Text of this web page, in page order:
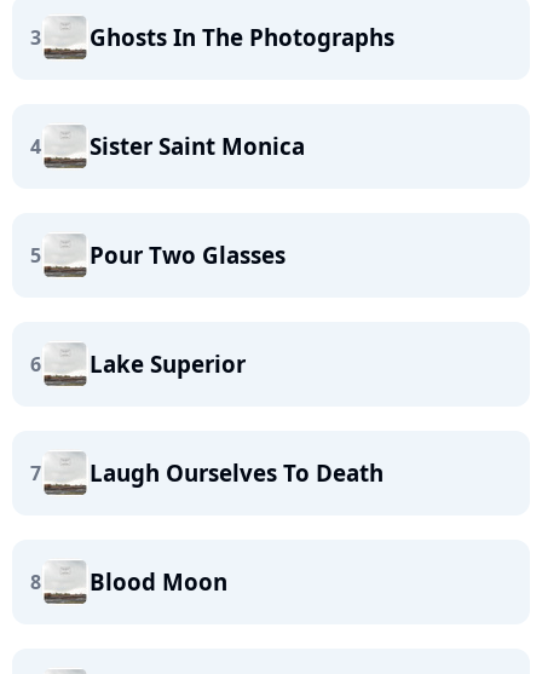
3 Ghosts In The Photographs
4 Sister Saint Monica
5 Pour Two Glasses
6 Lake Superior
7 Laugh Ourselves To Death
8 Blood Moon